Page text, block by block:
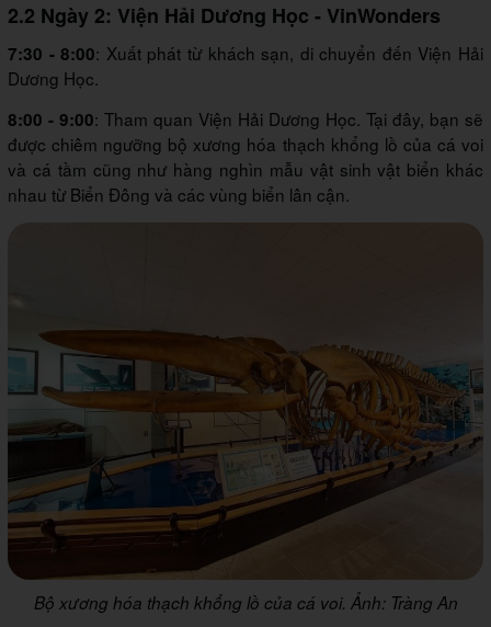
2.2 Ngày 2: Viện Hải Dương Học - VinWonders
7:30 - 8:00: Xuất phát từ khách sạn, di chuyển đến Viện Hải
Dương Học.
8:00 - 9:00: Tham quan Viện Hải Dương Học. Tại đây, bạn sẽ
được chiêm ngưỡng bộ xương hóa thạch khổng lồ của cá voi
và cá tầm cũng như hàng nghìn mẫu vật sinh vật biển khác
nhau từ Biển Đông và các vùng biển lân cận.
Bộ xương hóa thạch khổng lồ của cá voi. Ảnh: Tràng An